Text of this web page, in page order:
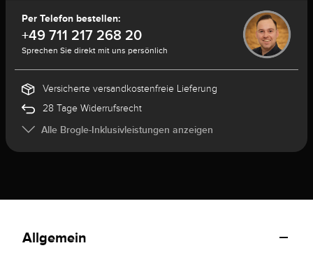
Per Telefon bestellen:
+49 711 217 268 20
Sprechen Sie direkt mit uns persönlich
Versicherte versandkostenfreie Lieferung
28 Tage Widerrufsrecht
Alle Brogle-Inklusivleistungen anzeigen
Allgemein